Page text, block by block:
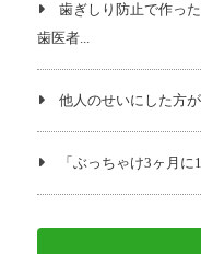
歯ぎしり防止で作っ
歯医者...
他人のせいにした方
「ぶっちゃけ3ヶ月